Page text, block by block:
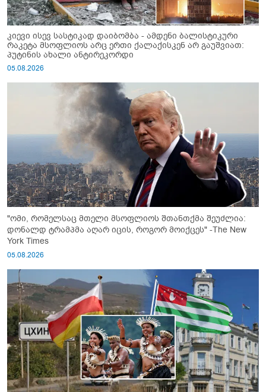
კიევი ისევ სასტიკად დაიბომბა - ამდენი ბალისტიკური
რაკეტა მსოფლიოს არც ერთი ქალაქისკენ არ გაუშვიათ:
პუტინის ახალი ანტირეკორდი
05.08.2026
"ომი, რომელსაც მთელი მსოფლიოს შთანთქმა შეუძლია:
დონალდ ტრამპმა აღარ იცის, როგორ მოიქცეს" -The New
York Times
05.08.2026